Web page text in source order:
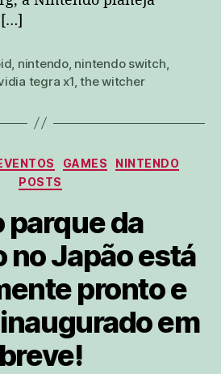
, nintendo, nintendo switch,
tegra x1,the witcher
Categorias
GAMES
NINTENDO
POSTS
parque da
no Japão está
pronto e
em
breve!